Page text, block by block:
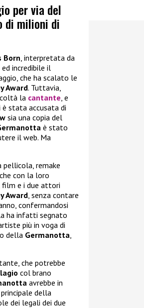
per via del
di milioni di
Born, interpretata da
incredibile il
che ha scalato le
Award. Tuttavia,
la cantante, e
è stata accusata di
sia una copia del
è stato
il web. Ma
pellicola, remake
con la loro
film e i due attori
Award, senza contare
confermandosi
ha infatti segnato
più in voga di
della Germanotta,
che potrebbe
col brano
avrebbe in
della
dei legali dei due